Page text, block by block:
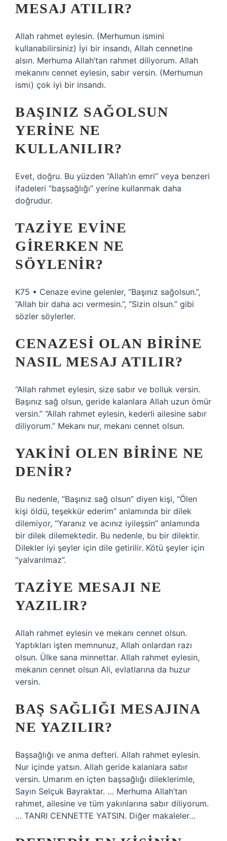
MESAJ ATILIR?
Allah rahmet eylesin. (Merhumun ismini
kullanabilirsiniz) İyi bir insandı, Allah cennetine
alsın. Merhuma Allah’tan rahmet diliyorum. Allah
mekanını cennet eylesin, sabır versin. (Merhumun
ismi) çok iyi bir insandı.
BAŞINIZ SAĞOLSUN
YERINE NE
KULLANILIR?
Evet, doğru. Bu yüzden “Allah’ın emri” veya benzeri
ifadeleri “başsağlığı” yerine kullanmak daha
doğrudur.
TAZIYE EVINE
GIRERKEN NE
SÖYLENIR?
K75 • Cenaze evine gelenler, “Başınız sağolsun.”,
“Allah bir daha acı vermesin.”, “Sizin olsun.” gibi
sözler söylerler.
CENAZESI OLAN BIRINE
NASIL MESAJ ATILIR?
“Allah rahmet eylesin, size sabır ve bolluk versin.
Başınız sağ olsun, geride kalanlara Allah uzun ömür
versin.” “Allah rahmet eylesin, kederli ailesine sabır
diliyorum.” Mekanı nur, mekanı cennet olsun.
YAKINI OLEN BIRINE NE
DENIR?
Bu nedenle, “Başınız sağ olsun” diyen kişi, “Ölen
kişi öldü, teşekkür ederim” anlamında bir dilek
dilemiyor, “Yaranız ve acınız iyileşsin” anlamında
bir dilek dilemektedir. Bu nedenle, bu bir dilektir.
Dilekler iyi şeyler için dile getirilir. Kötü şeyler için
“yalvarılmaz”.
TAZIYE MESAJI NE
YAZILIR?
Allah rahmet eylesin ve mekanı cennet olsun.
Yaptıkları işten memnunuz, Allah onlardan razı
olsun. Ülke sana minnettar. Allah rahmet eylesin,
mekanın cennet olsun Ali, evlatlarına da huzur
versin.
BAŞ SAĞLIĞI MESAJINA
NE YAZILIR?
Başsağlığı ve anma defteri. Allah rahmet eylesin.
Nur içinde yatsın. Allah geride kalanlara sabır
versin. Umarım en içten başsağlığı dileklerimle,
Sayın Selçuk Bayraktar. … Merhuma Allah’tan
rahmet, ailesine ve tüm yakınlarına sabır diliyorum.
… TANRI CENNETTE YATSIN. Diğer makaleler…